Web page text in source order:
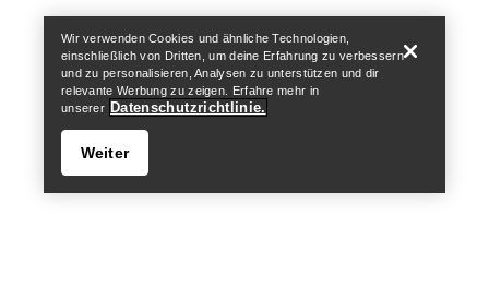
Wir verwenden Cookies und ähnliche Technologien,
einschließlich von Dritten, um deine Erfahrung zu verbessern
und zu personalisieren, Analysen zu unterstützen und dir
relevante Werbung zu zeigen. Erfahre mehr in
unserer Datenschutzrichtlinie.
Weiter